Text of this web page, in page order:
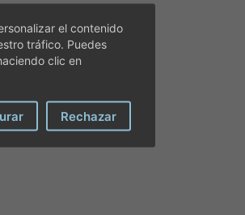
el contenido
tráfico. Puedes
clic en
Rechazar